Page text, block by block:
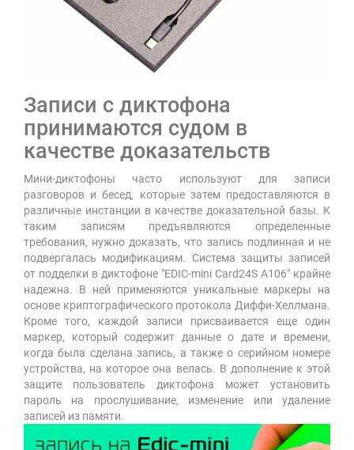
Записи с диктофона
принимаются судом в
качестве доказательств
Мини-диктофоны часто используют для записи
разговоров и бесед, которые затем предоставляются в
различные инстанции в качестве доказательной базы. К
таким записям предъявляются определенные
требования, нужно доказать, что запись подлинная и не
подвергалась модификациям. Система защиты записей
от подделки в диктофоне "EDIC-mini Card24S A106" крайне
надежна. В ней применяются уникальные маркеры на
основе криптографического протокола Диффи-Хеллмана.
Кроме того, каждой записи присваивается еще один
маркер, который содержит данные о дате и времени,
когда была сделана запись, а также о серийном номере
устройства, на которое она велась. В дополнение к этой
защите пользователь диктофона может установить
пароль на прослушивание, изменение или удаление
записей из памяти.